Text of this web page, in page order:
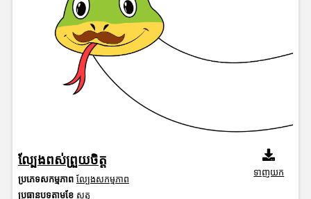
ល្បែងពស់ព្រួយចិត្ត
ប្រភេទសកម្មភាព ល្បែងសកម្មភាព
ប្រធានបទតាមខែ សត្វ
ទាញយក